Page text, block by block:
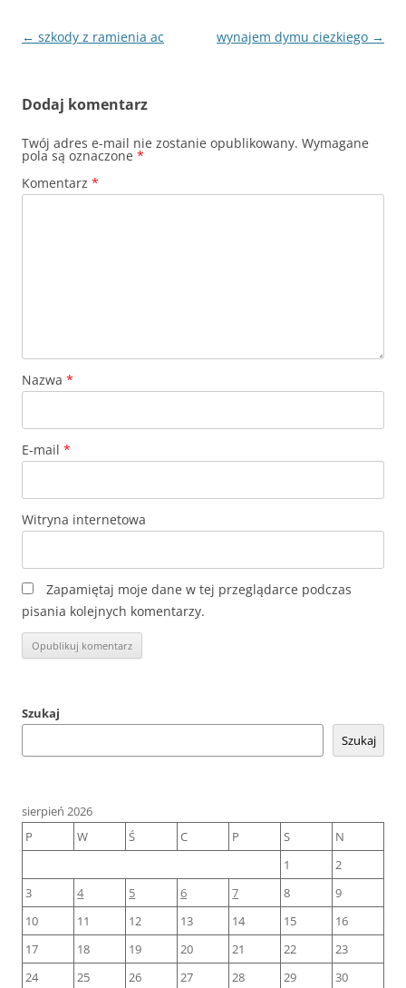
Nawigacja
← szkody z ramienia ac wynajem dymu ciezkiego →
Dodaj komentarz
Twój adres e-mail nie zostanie opublikowany. Wymagane
pola są oznaczone *
Komentarz *
Nazwa *
E-mail *
Witryna internetowa
Zapamiętaj moje dane w tej przeglądarce podczas
pisania kolejnych komentarzy.
Szukaj
Szukaj
sierpień 2026
P
W Ś C P S
N
1
2
3
4 5 6 7 8
9
10
11 12 13 14 15
16
17
18 19 20 21 22
23
24
25 26 27 28 29
30